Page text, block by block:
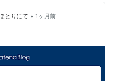
とりにて • 1ヶ月前